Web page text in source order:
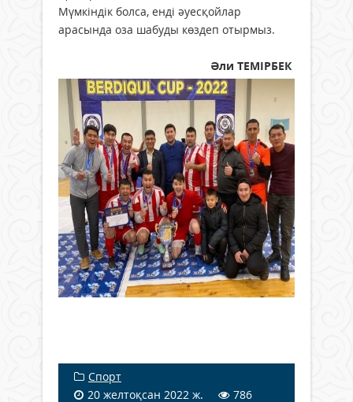
Мүмкіндік болса, енді әуесқойлар
арасында оза шабуды көздеп отырмыз.
Әли ТЕМІРБЕК
Спорт
20 желтоқсан 2022 ж.
786